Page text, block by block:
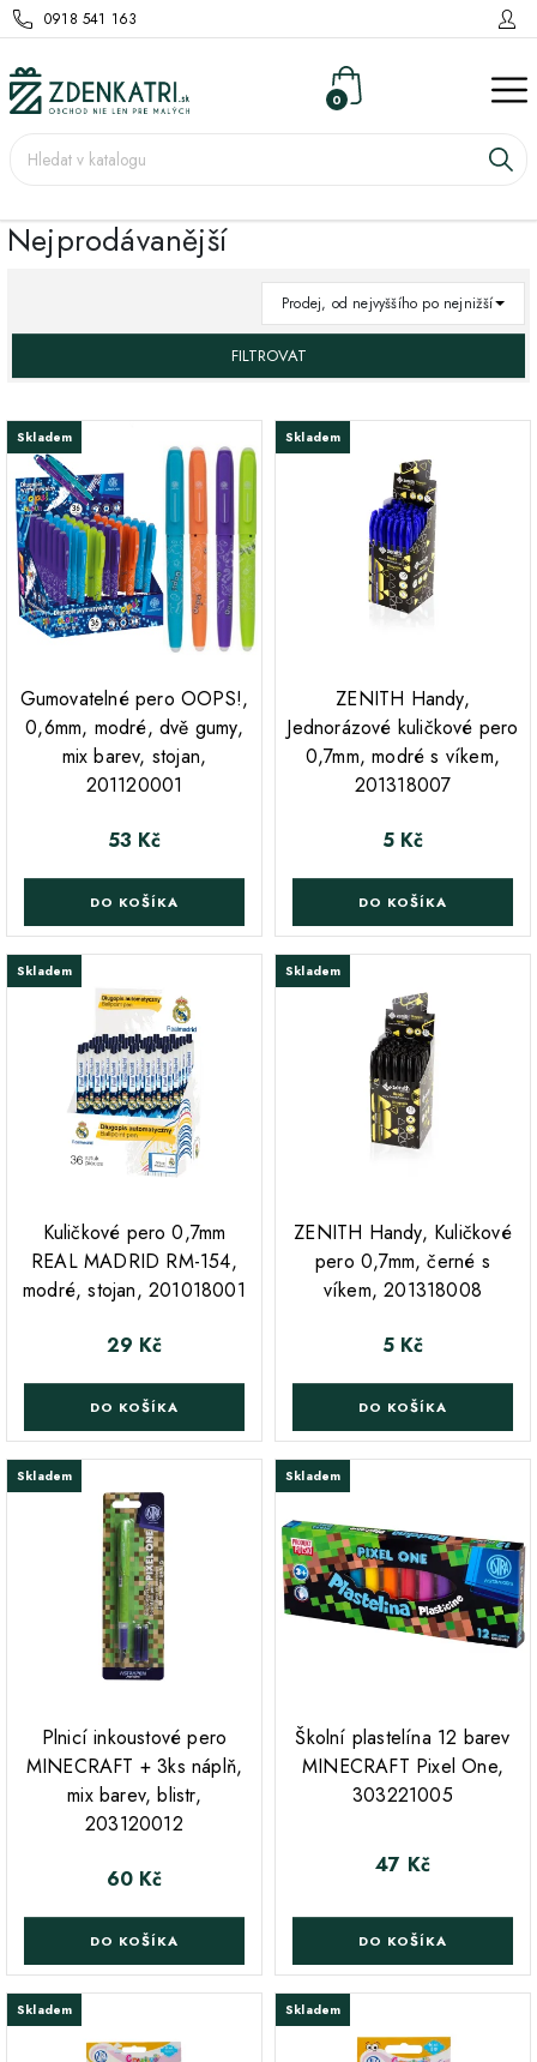
0918 541 163
0
Nejprodávanější
Prodej, od nejvyššího po nejnižší
FILTROVAT
Skladem
Gumovatelné pero OOPS!,
0,6mm, modré, dvě gumy,
mix barev, stojan,
201120001
Cena
53 Kč
DO KOŠÍKA
Skladem
ZENITH Handy,
Jednorázové kuličkové pero
0,7mm, modré s víkem,
201318007
Cena
5 Kč
DO KOŠÍKA
Skladem
Kuličkové pero 0,7mm
REAL MADRID RM-154,
modré, stojan, 201018001
Cena
29 Kč
DO KOŠÍKA
Skladem
ZENITH Handy, Kuličkové
pero 0,7mm, černé s
víkem, 201318008
Cena
5 Kč
DO KOŠÍKA
Skladem
Plnicí inkoustové pero
MINECRAFT + 3ks náplň,
mix barev, blistr,
203120012
Cena
60 Kč
DO KOŠÍKA
Skladem
Školní plastelína 12 barev
MINECRAFT Pixel One,
303221005
Cena
47 Kč
DO KOŠÍKA
Skladem Skladem